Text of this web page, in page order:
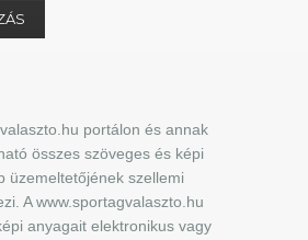
portálon és annak
összes szöveges és képi
üzemeltetőjének szellemi
A www.sportagvalaszto.hu
anyagait elektronikus vagy